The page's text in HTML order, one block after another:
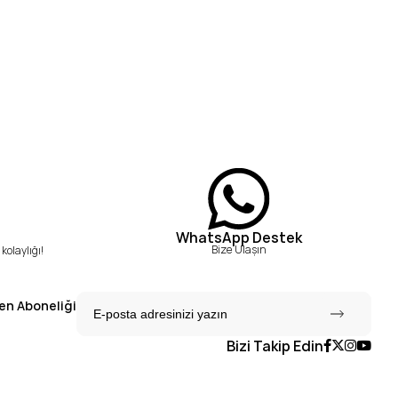
WhatsApp Destek
Bize Ulaşın
Aboneliği
Bizi Takip Edin